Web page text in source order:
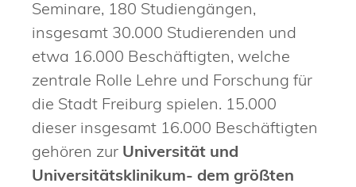
Seminare, 180 Studiengängen,
insgesamt 30.000 Studierenden und
etwa 16.000 Beschäftigten, welche
zentrale Rolle Lehre und Forschung für
die Stadt Freiburg spielen. 15.000
dieser insgesamt 16.000 Beschäftigten
gehören zur Universität und
Universitätsklinikum- dem größten